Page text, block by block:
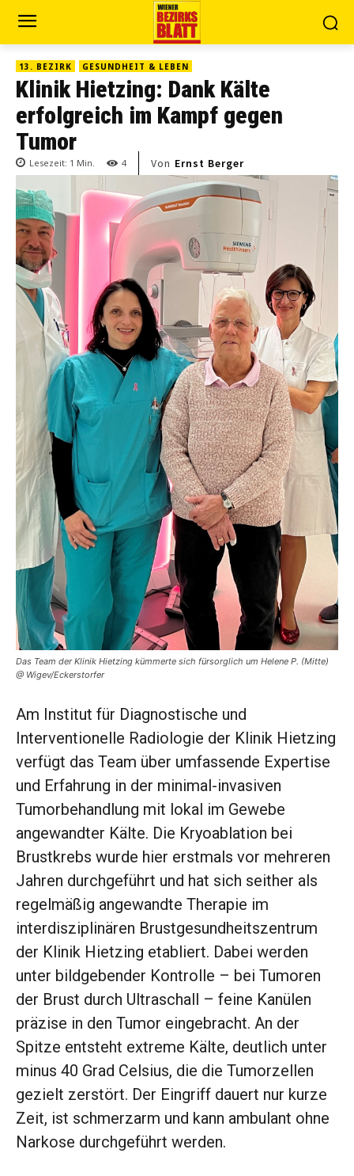
13. BEZIRK GESUNDHEIT & LEBEN
Klinik Hietzing: Dank Kälte
erfolgreich im Kampf gegen
Tumor
Lesezeit: 1 Min. 4 Von Ernst Berger
Das Team der Klinik Hietzing kümmerte sich fürsorglich um Helene P. (Mitte)
@ Wigev/Eckerstorfer
Am Institut für Diagnostische und
Interventionelle Radiologie der Klinik Hietzing
verfügt das Team über umfassende Expertise
und Erfahrung in der minimal-invasiven
Tumorbehandlung mit lokal im Gewebe
angewandter Kälte. Die Kryoablation bei
Brustkrebs wurde hier erstmals vor mehreren
Jahren durchgeführt und hat sich seither als
regelmäßig angewandte Therapie im
interdisziplinären Brustgesundheitszentrum
der Klinik Hietzing etabliert. Dabei werden
unter bildgebender Kontrolle – bei Tumoren
der Brust durch Ultraschall – feine Kanülen
präzise in den Tumor eingebracht. An der
Spitze entsteht extreme Kälte, deutlich unter
minus 40 Grad Celsius, die die Tumorzellen
gezielt zerstört. Der Eingriff dauert nur kurze
Zeit, ist schmerzarm und kann ambulant ohne
Narkose durchgeführt werden.